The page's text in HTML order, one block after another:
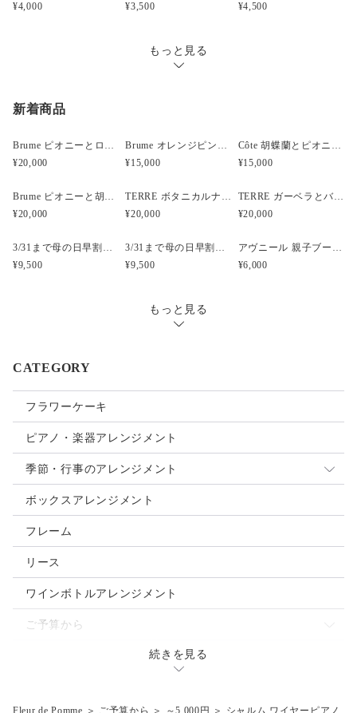
¥4,000
¥3,500
¥4,500
もっと見る
新着商品
Brume ピオニーとローズと胡蝶蘭のウェディングブーケ
¥20,000
Brume オレンジピンクのフープブーケ
¥15,000
Côte 胡蝶蘭とピオニーのキャスケードブーケ｜ピンク×ホワイト
¥15,000
Brume ピオニーと胡蝶蘭のウェディングブーケ
¥20,000
TERRE ボタニカルナチュラルクラッチウェディングブーケ
¥20,000
TERRE ガーベラとバンクシアのナチュラルクラッチブーケ
¥20,000
3/31まで母の日早割・5束限定 ピオニーのアーティフィシャルフラワーブーケ Merci Élégantメルシーエレガン
¥9,500
3/31まで母の日早割・5束限定 ローズのアーティフィシャルフラワーブーケ Bonheur Rosé（ボヌール・ロゼ）
¥9,500
アヴニール 親子ブーケ風ガラスボトル アーティフィシャルフラワー
¥6,000
もっと見る
CATEGORY
フラワーケーキ
ピアノ・楽器アレンジメント
季節・行事のアレンジメント
母の日
クリスマス
お正月
ご入学・ご卒業
お誕生日
ボックスアレンジメント
フレーム
リース
ワインボトルアレンジメント
ご予算から
続きを見る
Fleur de Pomme ＞ ご予算から ＞ ～5,000円 ＞ シャルム ワイヤーピアノ